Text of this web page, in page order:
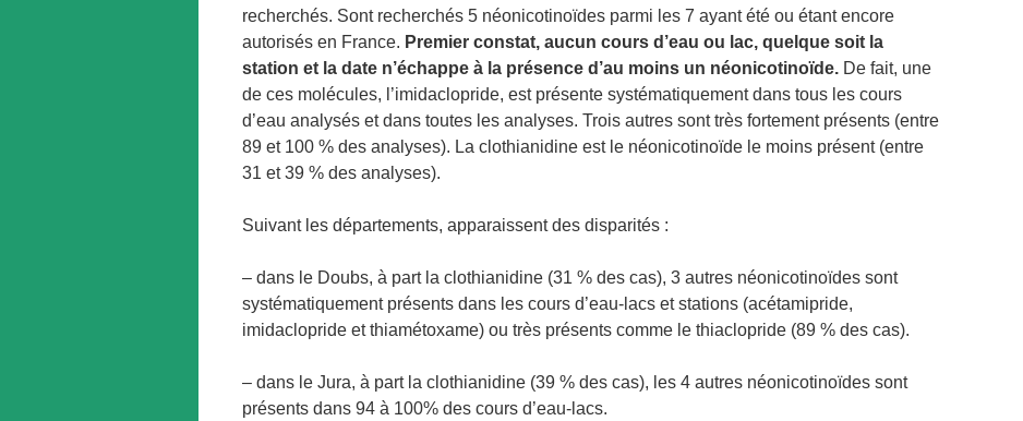
recherchés. Sont recherchés 5 néonicotinoïdes parmi les 7 ayant été ou étant encore
autorisés en France. Premier constat, aucun cours d’eau ou lac, quelque soit la
station et la date n’échappe à la présence d’au moins un néonicotinoïde. De fait, une
de ces molécules, l’imidaclopride, est présente systématiquement dans tous les cours
d’eau analysés et dans toutes les analyses. Trois autres sont très fortement présents (entre
89 et 100 % des analyses). La clothianidine est le néonicotinoïde le moins présent (entre
31 et 39 % des analyses).
Suivant les départements, apparaissent des disparités :
– dans le Doubs, à part la clothianidine (31 % des cas), 3 autres néonicotinoïdes sont
systématiquement présents dans les cours d’eau-lacs et stations (acétamipride,
imidaclopride et thiamétoxame) ou très présents comme le thiaclopride (89 % des cas).
– dans le Jura, à part la clothianidine (39 % des cas), les 4 autres néonicotinoïdes sont
présents dans 94 à 100% des cours d’eau-lacs.